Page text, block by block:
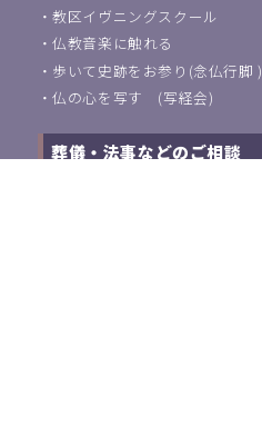
・教区イヴニングスクール
・仏教音楽に触れる
・ 歩いて史跡をお参り(念仏行脚 )
・仏の心を写す (写経会)
葬儀・法事などのご相談